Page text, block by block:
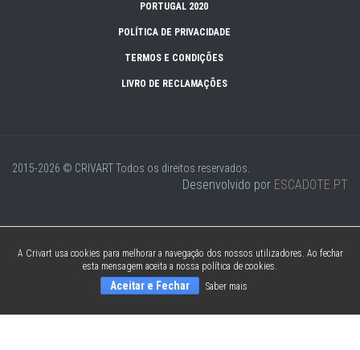
PORTUGAL 2020
POLÍTICA DE PRIVACIDADE
TERMOS E CONDIÇÕES
LIVRO DE RECLAMAÇÕES
2015-2026 © CRIVARTTodos os direitos reservados.
Desenvolvido por ESCADOTE.PT
A Crivart usa cookies para melhorar a navegação dos nossos utilizadores. Ao fechar
esta mensagem aceita a nossa política de cookies.
Aceitar e Fechar Saber mais